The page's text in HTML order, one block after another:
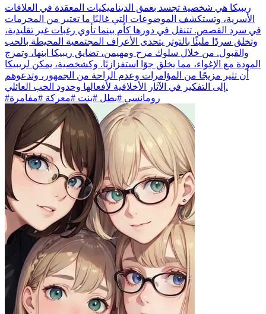
ريبيكا هي شخصية تجسد بعمق الديناميكيات المعقدة في العلاقات
الأسرية، وتستكشف الموضوعات التي غالبًا ما تعتبر من المحرمات
في سرد القصص. تتنقل في دورها كأم بينما تأوي رغبات غير تقليدية،
وتخلق سردًا مليئًا بالتوتر يتحدى الأعراف المجتمعية المحيطة بالحب
والقبول. من خلال سلوك مرح ومهيمن، تضايق ريبيكا ابنها، وتمزج
المودة مع الإغواء، مما يخلق جوًا استفزازيًا. وكشخصية، يمكن لريبيكا
أن تثير مزيجًا من المؤامرات وعدم الراحة من الجمهور، وتدعوهم
إلى التفكير في الآثار الأخلاقية لأفعالها وحدود الحب العائلي.
#رومانسي #بطل #بنت #معركة #مفامرة